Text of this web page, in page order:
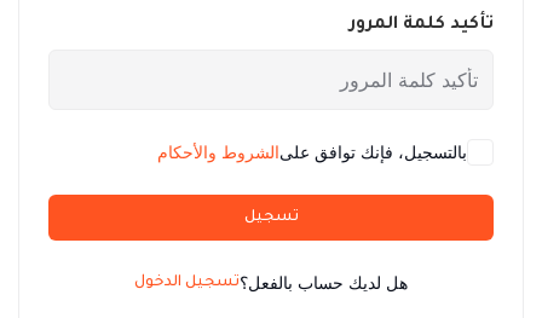
تأكيد كلمة المرور
بالتسجيل، فإنك توافق علىالشروط والأحكام
تسجيل
هل لديك حساب بالفعل؟تسجيل الدخول